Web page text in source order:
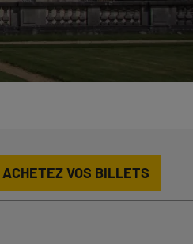
ACHETEZ VOS BILLETS